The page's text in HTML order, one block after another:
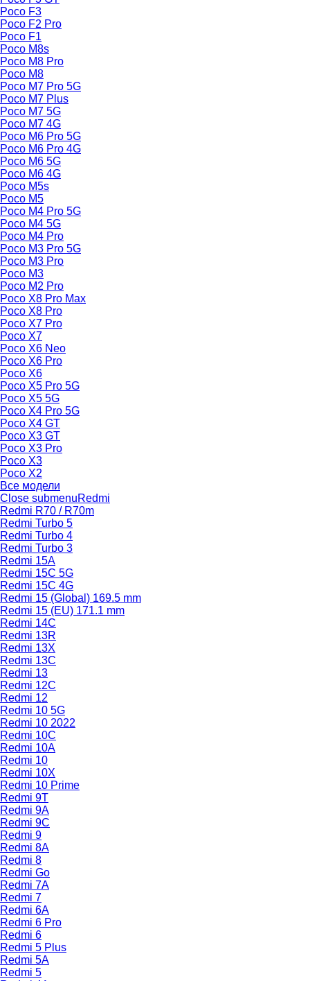
Poco F3
Poco F2 Pro
Poco F1
Poco M8s
Poco M8 Pro
Poco M8
Poco M7 Pro 5G
Poco M7 Plus
Poco M7 5G
Poco M7 4G
Poco M6 Pro 5G
Poco M6 Pro 4G
Poco M6 5G
Poco M6 4G
Poco M5s
Poco M5
Poco M4 Pro 5G
Poco M4 5G
Poco M4 Pro
Poco M3 Pro 5G
Poco M3 Pro
Poco M3
Poco M2 Pro
Poco X8 Pro Max
Poco X8 Pro
Poco X7 Pro
Poco X7
Poco X6 Neo
Poco X6 Pro
Poco X6
Poco X5 Pro 5G
Poco X5 5G
Poco X4 Pro 5G
Poco X4 GT
Poco X3 GT
Poco X3 Pro
Poco X3
Poco X2
Все модели
Close submenuRedmi
Redmi R70 / R70m
Redmi Turbo 5
Redmi Turbo 4
Redmi Turbo 3
Redmi 15A
Redmi 15C 5G
Redmi 15C 4G
Redmi 15 (Global) 169.5 mm
Redmi 15 (EU) 171.1 mm
Redmi 14C
Redmi 13R
Redmi 13X
Redmi 13C
Redmi 13
Redmi 12C
Redmi 12
Redmi 10 5G
Redmi 10 2022
Redmi 10C
Redmi 10A
Redmi 10
Redmi 10X
Redmi 10 Prime
Redmi 9T
Redmi 9A
Redmi 9C
Redmi 9
Redmi 8A
Redmi 8
Redmi Go
Redmi 7A
Redmi 7
Redmi 6A
Redmi 6 Pro
Redmi 6
Redmi 5 Plus
Redmi 5A
Redmi 5